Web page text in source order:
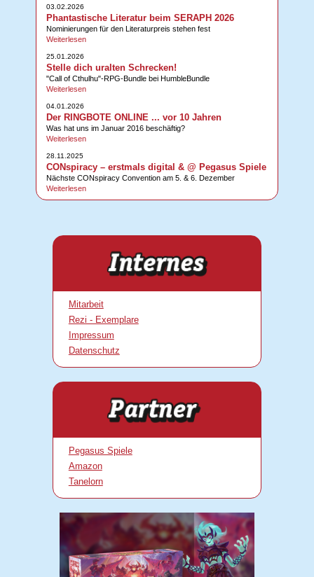
03.02.2026
Phantastische Literatur beim SERAPH 2026
Nominierungen für den Literaturpreis stehen fest
Weiterlesen
25.01.2026
Stelle dich uralten Schrecken!
"Call of Cthulhu"-RPG-Bundle bei HumbleBundle
Weiterlesen
04.01.2026
Der RINGBOTE ONLINE ... vor 10 Jahren
Was hat uns im Januar 2016 beschäftig?
Weiterlesen
28.11.2025
CONspiracy – erstmals digital & @ Pegasus Spiele
Nächste CONspiracy Convention am 5. & 6. Dezember
Weiterlesen
Mitarbeit
Rezi - Exemplare
Impressum
Datenschutz
Pegasus Spiele
Amazon
Tanelorn